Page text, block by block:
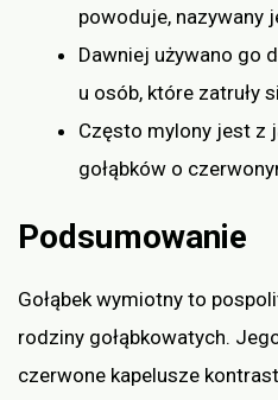
powoduje, nazywany
Dawniej używano go
u osób, które zatruły
Często mylony jest z
gołąbków o
Podsumowanie
Gołąbek wymiotny to
rodziny gołąbkowatych.
czerwone kapelusze